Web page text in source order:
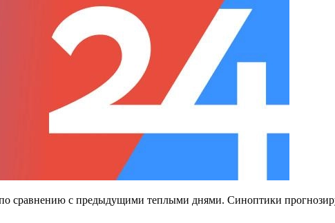
сравнению с предыдущими теплыми днями. Синоптики